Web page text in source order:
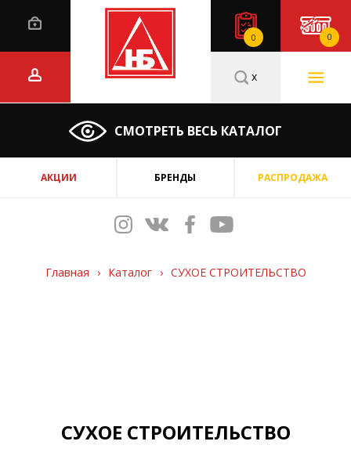
0 0
СМОТРЕТЬ ВЕСЬ КАТАЛОГ
x
АКЦИИ БРЕНДЫ РАСПРОДАЖА
Главная › Каталог › СУХОЕ СТРОИТЕЛЬСТВО
СУХОЕ СТРОИТЕЛЬСТВО